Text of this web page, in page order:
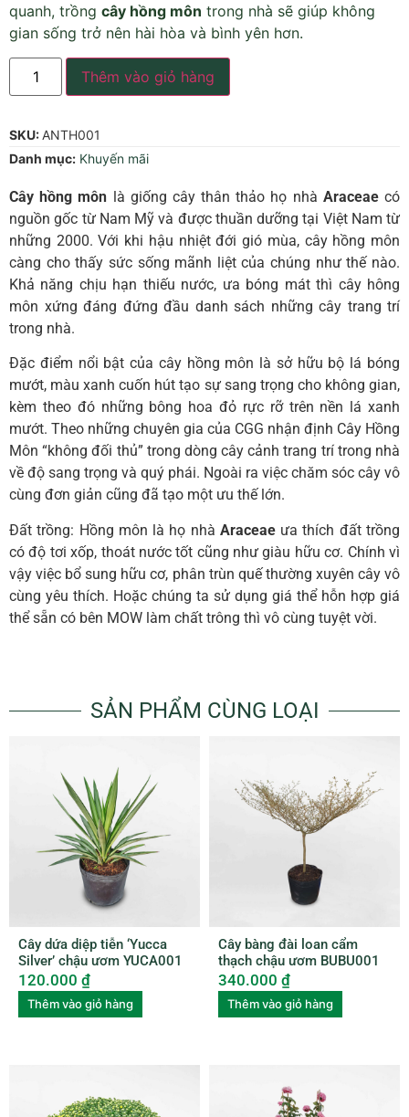
quanh, trồng cây hồng môn trong nhà sẽ giúp không
gian sống trở nên hài hòa và bình yên hơn.
Thêm vào giỏ hàng
SKU: ANTH001
Danh mục: Khuyến mãi
Cây hồng môn là giống cây thân thảo họ nhà Araceaecó
nguồn gốc từ Nam Mỹ và được thuần dưỡng tại Việt Nam từ
những 2000. Với khi hậu nhiệt đới gió mùa, cây hồng môn
càng cho thấy sức sống mãnh liệt của chúng như thế nào.
Khả năng chịu hạn thiếu nước, ưa bóng mát thì cây hông
môn xứng đáng đứng đầu danh sách những cây trang trí
trong nhà.
Đặc điểm nổi bật của cây hồng môn là sở hữu bộ lá bóng
mướt, màu xanh cuốn hút tạo sự sang trọng cho không gian,
kèm theo đó những bông hoa đỏ rực rỡ trên nền lá xanh
mướt. Theo những chuyên gia của CGG nhận định Cây Hồng
Môn “không đối thủ” trong dòng cây cảnh trang trí trong nhà
về độ sang trọng và quý phái. Ngoài ra việc chăm sóc cây vô
cùng đơn giản cũng đã tạo một ưu thế lớn.
Đất trồng: Hồng môn là họ nhà Araceae ưa thích đất trồng
có độ tơi xốp, thoát nước tốt cũng như giàu hữu cơ. Chính vì
vậy việc bổ sung hữu cơ, phân trùn quế thường xuyên cây vô
cùng yêu thích. Hoặc chúng ta sử dụng giá thể hỗn hợp giá
thể sẵn có bên MOW làm chất trông thì vô cùng tuyệt vời.
SẢN PHẨM CÙNG LOẠI
Cây dứa diệp tiễn ‘Yucca
Silver’ chậu ươm YUCA001
120.000 ₫
Thêm vào giỏ hàng
Cây bàng đài loan cẩm
thạch chậu ươm BUBU001
340.000 ₫
Thêm vào giỏ hàng